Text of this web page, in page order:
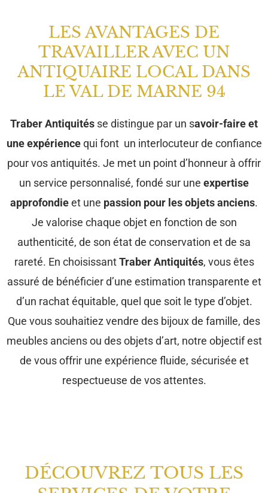
LES AVANTAGES DE
TRAVAILLER AVEC UN
ANTIQUAIRE LOCAL DANS
LE VAL DE MARNE 94
Traber Antiquités se distingue par un savoir-faire et
une expériencequi font un interlocuteur de confiance
pour vos antiquités. Je met un point d’honneur à offrir
un service personnalisé, fondé sur une expertise
approfondieet une passion pour les objets anciens.
Je valorise chaque objet en fonction de son
authenticité, de son état de conservation et de sa
rareté. En choisissantTraber Antiquités, vous êtes
assuré de bénéficier d’une estimation transparente et
d’un rachat équitable, quel que soit le type d’objet.
Que vous souhaitiez vendre des bijoux de famille, des
meubles anciens ou des objets d’art, notre objectif est
de vous offrir une expérience fluide, sécurisée et
respectueuse de vos attentes.
DÉCOUVREZ TOUS LES